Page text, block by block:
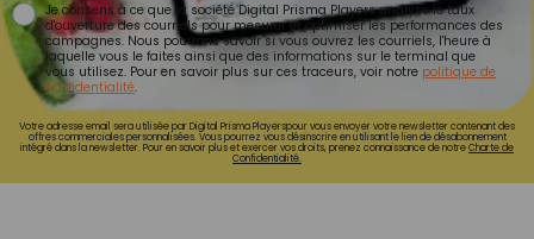
Je consens à ce que la société Digital Prisma Players analyse le taux
d'ouverture des courriels pour mesurer et optimiser les performances des
campagnes. Nous pourrons savoir si vous ouvrez les courriels, l'heure à
laquelle vous le faites ainsi que des informations sur le terminal que
vous utilisez. Pour en savoir plus sur ces traceurs, voir notre politique de
confidentialité.
Votre adresse email sera utilisée par Digital Prisma Playerspour vous envoyer votre newsletter contenant des
offres commerciales personnalisées. Vous pourrez vous désinscrire en utilisant le lien de désabonnement
intégré dans la newsletter. Pour en savoir plus et exercer vos droits, prenez connaissance de notreCharte de
Confidentialité.